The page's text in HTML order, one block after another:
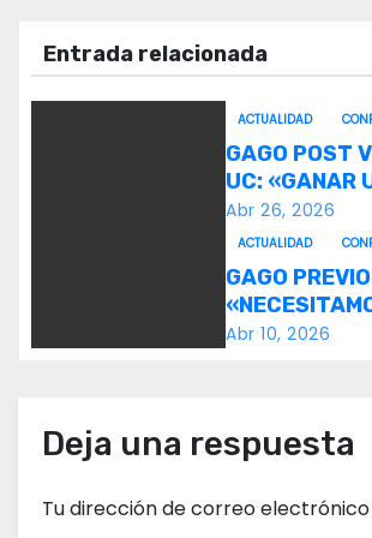
v
e
ó
d
e
Entrada relacionada
ACTUALIDAD
GAGO POST
UC: «GANAR
ALEGRÍA».
Abr 26, 2026
ACTUALIDAD
GAGO
Abr 10, 2026
Deja una respuesta
Tu dirección de correo